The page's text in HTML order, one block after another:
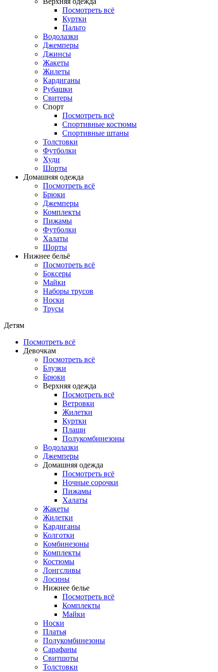
Посмотреть всё
Куртки
Пальто
Водолазки
Джемперы
Джинсы
Жакеты
Жилеты
Кардиганы
Рубашки
Свитеры
Спорт
Посмотреть всё
Спортивные костюмы
Спортивные штаны
Толстовки
Футболки
Худи
Шорты
Домашняя одежда
Посмотреть всё
Брюки
Джемперы
Комплекты
Пижамы
Футболки
Халаты
Шорты
Нижнее бельё
Посмотреть всё
Боксеры
Майки
Наборы трусов
Носки
Трусы
Детям
Посмотреть всё
Девочкам
Посмотреть всё
Блузки
Брюки
Верхняя одежда
Посмотреть всё
Ветровки
Жилетки
Куртки
Плащи
Полукомбинезоны
Водолазки
Джемперы
Домашняя одежда
Посмотреть всё
Ночные сорочки
Пижамы
Халаты
Жакеты
Жилетки
Кардиганы
Колготки
Комбинезоны
Комплекты
Костюмы
Лонгсливы
Лосины
Нижнее белье
Посмотреть всё
Комплекты
Майки
Носки
Платья
Полукомбинезоны
Сарафаны
Свитшоты
Толстовки